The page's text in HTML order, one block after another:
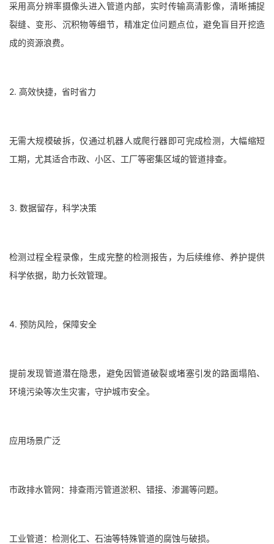
采用高分辨率摄像头进入管道内部，实时传输高清影像，清晰捕捉
裂缝、变形、沉积物等细节，精准定位问题点位，避免盲目开挖造
成的资源浪费。
2. 高效快捷，省时省力
无需大规模破拆，仅通过机器人或爬行器即可完成检测，大幅缩短
工期，尤其适合市政、小区、工厂等密集区域的管道排查。
3. 数据留存，科学决策
检测过程全程录像，生成完整的检测报告，为后续维修、养护提供
科学依据，助力长效管理。
4. 预防风险，保障安全
提前发现管道潜在隐患，避免因管道破裂或堵塞引发的路面塌陷、
环境污染等次生灾害，守护城市安全。
应用场景广泛
市政排水管网：排查雨污管道淤积、错接、渗漏等问题。
工业管道：检测化工、石油等特殊管道的腐蚀与破损。